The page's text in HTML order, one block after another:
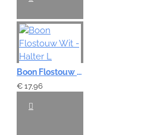
Boon Flostouw Wit - Halter L
€ 17,96